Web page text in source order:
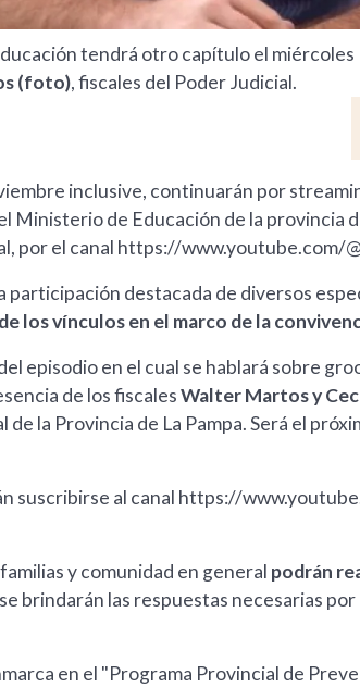
tendrá otro capítulo el
(foto), fiscales del Poder Judicial.
inclusive, continuarán por
Ministerio de Educación de la provincia
por el canal https://www.youtube.com/
participación destacada de diversos
los vínculos en el marco de la
episodio en el cual se hablará sobre
de los fiscalesWalter Martos y
la Provincia de La Pampa. Será el
suscribirse al canal https://
y comunidad en general podrán
brindarán las respuestas necesarias
en el "Programa Provincial de